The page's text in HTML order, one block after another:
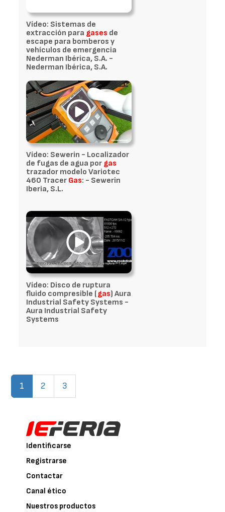
Vídeo: Sistemas de
extracción para gases de
escape para bomberos y
vehículos de emergencia
Nederman Ibérica, S.A. -
Nederman Ibérica, S.A.
Vídeo: Sewerin - Localizador
de fugas de agua por gas
trazador modelo Variotec
460 Tracer Gas: - Sewerin
Iberia, S.L.
Vídeo: Disco de ruptura
fluido compresible (gas) Aura
Industrial Safety Systems -
Aura Industrial Safety
Systems
1 (current)
2 3
Identificarse
Registrarse
Contactar
Canal ético
Nuestros productos